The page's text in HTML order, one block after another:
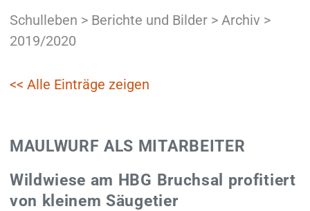
Schulleben > Berichte und Bilder> Archiv >
2019/2020
<< Alle Einträge zeigen
MAULWURF ALS MITARBEITER
Wildwiese am HBG Bruchsal profitiert
von kleinem Säugetier